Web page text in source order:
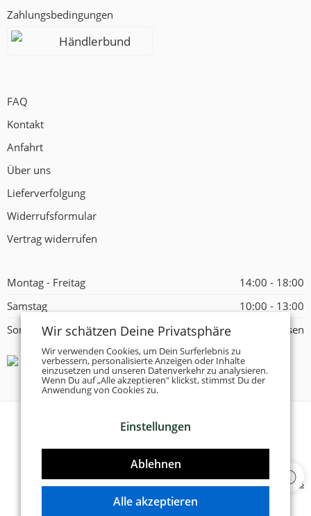
Zahlungsbedingungen
Händlerbund
FAQ
Kontakt
Anfahrt
Über uns
Lieferverfolgung
Widerrufsformular
Vertrag widerrufen
Montag - Freitag
14:00 - 18:00
Samstag
10:00 - 13:00
Sonntag
Geschlossen
Tanzschuhe Otto München e.K.
vorbehalten!
Designed & Developed byDelta 4 Software Solutions
Wir schätzen Deine Privatsphäre
Wir verwenden Cookies, um Dein Surferlebnis zu
verbessern, personalisierte Anzeigen oder Inhalte
einzusetzen und unseren Datenverkehr zu analysieren.
Wenn Du auf „Alle akzeptieren" klickst, stimmst Du der
Anwendung von Cookies zu.
Einstellungen
Ablehnen
Alle akzeptieren